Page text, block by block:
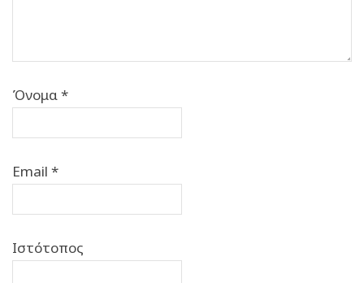
Όνομα*
Email *
Ιστότοπος